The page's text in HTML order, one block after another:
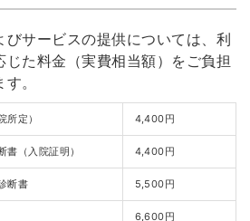
びサービスの提供については、利
じた料金（実費相当額）をご負担
。
所定） 4,400円
書（入院証明） 4,400円
断書 5,500円
6,600円